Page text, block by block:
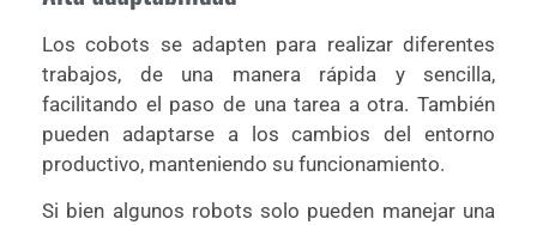
Los cobots se adapten para realizar diferentes
trabajos, de una manera rápida y sencilla,
facilitando el paso de una tarea a otra. También
pueden adaptarse a los cambios del entorno
productivo, manteniendo su funcionamiento.
Si bien algunos robots solo pueden manejar una